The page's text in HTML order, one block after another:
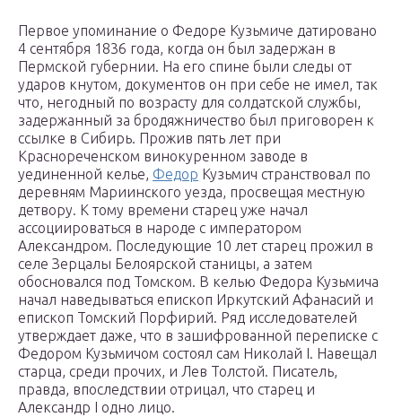
Первое упоминание о Федоре Кузьмиче датировано
4 сентября 1836 года, когда он был задержан в
Пермской губернии. На его спине были следы от
ударов кнутом, документов он при себе не имел, так
что, негодный по возрасту для солдатской службы,
задержанный за бродяжничество был приговорен к
ссылке в Сибирь. Прожив пять лет при
Краснореченском винокуренном заводе в
уединенной келье, Федор Кузьмич странствовал по
деревням Мариинского уезда, просвещая местную
детвору. К тому времени старец уже начал
ассоциироваться в народе с императором
Александром. Последующие 10 лет старец прожил в
селе Зерцалы Белоярской станицы, а затем
обосновался под Томском. В келью Федора Кузьмича
начал наведываться епископ Иркутский Афанасий и
епископ Томский Порфирий. Ряд исследователей
утверждает даже, что в зашифрованной переписке с
Федором Кузьмичом состоял сам Николай I. Навещал
старца, среди прочих, и Лев Толстой. Писатель,
правда, впоследствии отрицал, что старец и
Александр I одно лицо.